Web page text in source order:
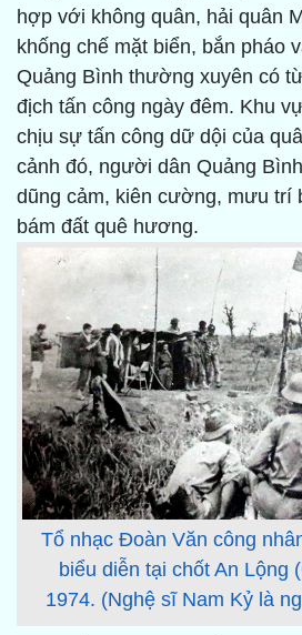
hợp với không quân, hải quân
khống chế mặt biển, bắn pháo
Quảng Bình thường xuyên có
địch tấn công ngày đêm. Khu
chịu sự tấn công dữ dội của
cảnh đó, người dân Quảng
dũng cảm, kiên cường, mưu trí
bám đất quê hương.
Tổ nhạc Đoàn Văn công
biểu diễn tại chốt An Lộng
1974. (Nghệ sĩ Nam Kỷ là